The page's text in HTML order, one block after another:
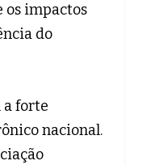
os impactos
do
a forte
nacional.